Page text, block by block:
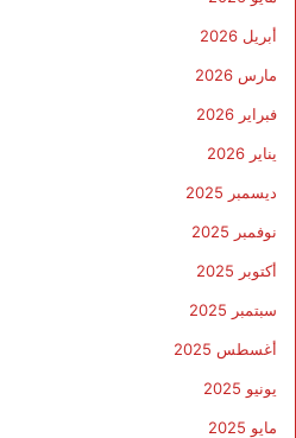
أبريل 2026
مارس 2026
فبراير 2026
يناير 2026
ديسمبر 2025
نوفمبر 2025
أكتوبر 2025
سبتمبر 2025
أغسطس 2025
يونيو 2025
مايو 2025